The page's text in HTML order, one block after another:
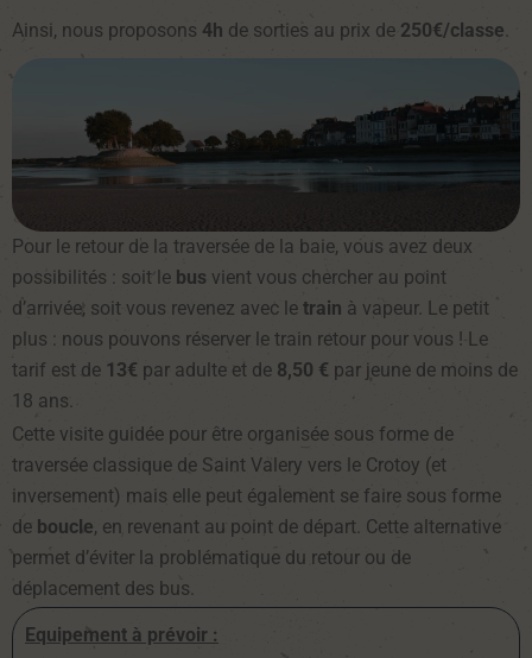
Ainsi, nous proposons 4h de sorties au prix de 250€/classe.
Pour le retour de la traversée de la baie, vous avez deux
possibilités : soit le bus vient vous chercher au point
d’arrivée, soit vous revenez avec le train à vapeur. Le petit
plus : nous pouvons réserver le train retour pour vous ! Le
tarif est de 13€ par adulte et de 8,50 € par jeune de moins de
18 ans.
Cette visite guidée pour être organisée sous forme de
traversée classique de Saint Valery vers le Crotoy (et
inversement) mais elle peut également se faire sous forme
de boucle, en revenant au point de départ. Cette alternative
permet d’éviter la problématique du retour ou de
déplacement des bus.
Equipement à prévoir :